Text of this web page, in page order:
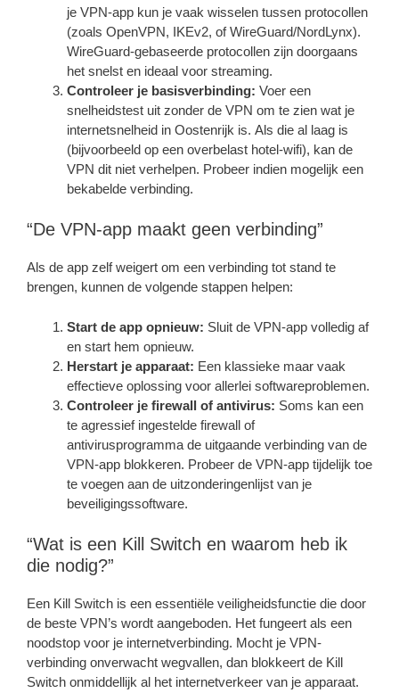
je VPN-app kun je vaak wisselen tussen protocollen
(zoals OpenVPN, IKEv2, of WireGuard/NordLynx).
WireGuard-gebaseerde protocollen zijn doorgaans
het snelst en ideaal voor streaming.
Controleer je basisverbinding: Voer een
snelheidstest uit zonder de VPN om te zien wat je
internetsnelheid in Oostenrijk is. Als die al laag is
(bijvoorbeeld op een overbelast hotel-wifi), kan de
VPN dit niet verhelpen. Probeer indien mogelijk een
bekabelde verbinding.
“De VPN-app maakt geen verbinding”
Als de app zelf weigert om een verbinding tot stand te
brengen, kunnen de volgende stappen helpen:
Start de app opnieuw: Sluit de VPN-app volledig af
en start hem opnieuw.
Herstart je apparaat: Een klassieke maar vaak
effectieve oplossing voor allerlei softwareproblemen.
Controleer je firewall of antivirus: Soms kan een
te agressief ingestelde firewall of
antivirusprogramma de uitgaande verbinding van de
VPN-app blokkeren. Probeer de VPN-app tijdelijk toe
te voegen aan de uitzonderingenlijst van je
beveiligingssoftware.
“Wat is een Kill Switch en waarom heb ik
die nodig?”
Een Kill Switch is een essentiële veiligheidsfunctie die door
de beste VPN’s wordt aangeboden. Het fungeert als een
noodstop voor je internetverbinding. Mocht je VPN-
verbinding onverwacht wegvallen, dan blokkeert de Kill
Switch onmiddellijk al het internetverkeer van je apparaat.